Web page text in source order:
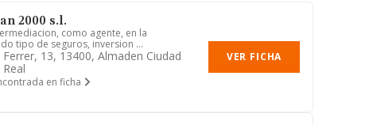
2000 s.l.
como agente, en la
tipo de seguros, inversion ...
13, 13400, Almaden Ciudad
en ficha
VER FICHA